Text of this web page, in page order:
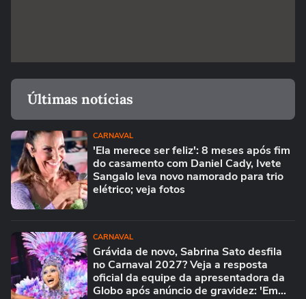
Últimas notícias
CARNAVAL
'Ela merece ser feliz': 8 meses após fim
do casamento com Daniel Cady, Ivete
Sangalo leva novo namorado para trio
elétrico; veja fotos
CARNAVAL
Grávida de novo, Sabrina Sato desfila
no Carnaval 2027? Veja a resposta
oficial da equipe da apresentadora da
Globo após anúncio de gravidez: 'Em